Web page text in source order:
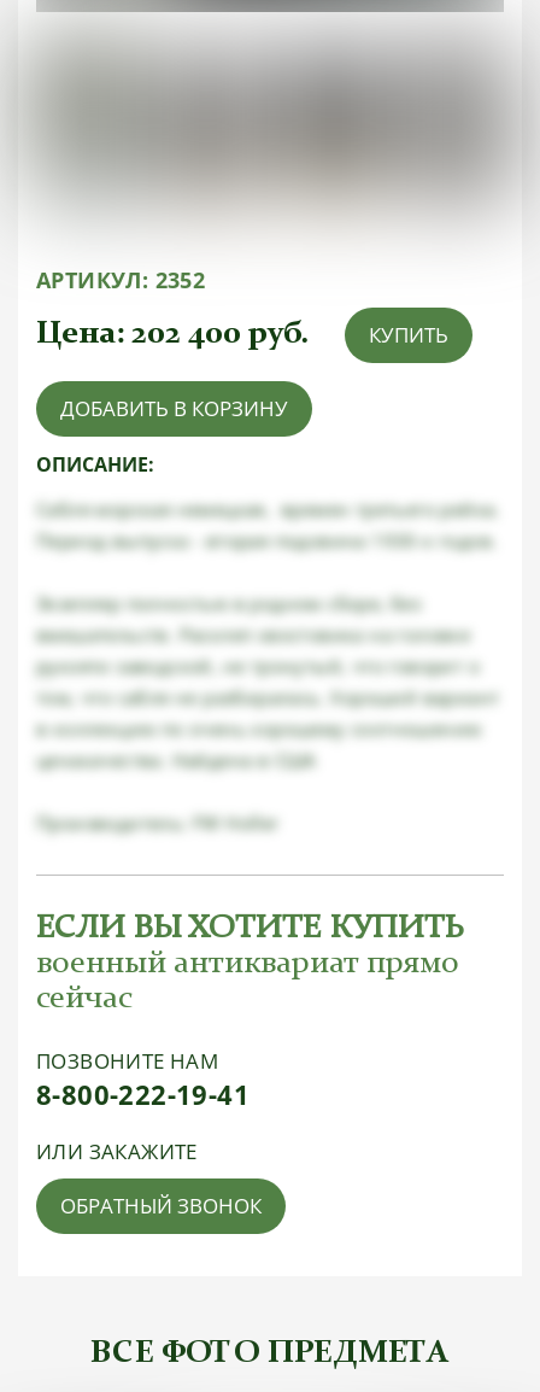
АРТИКУЛ: 2352
Цена: 202 400 руб. КУПИТЬ
ДОБАВИТЬ В КОРЗИНУ
ОПИСАНИЕ:
Сабля морская немецкая, времен третьего рейха.
Период выпуска - вторая подовина 1930-х годов.
Экзепляр полностью в родном сборе, без
вмешательств. Расклеп хвостовика на головке
рукояти заводской, не тронутый, что говорит о
том, что сабля не разбиралась. Хороший вариант
в коллекцию по очень хорошему соотношению
ценакачества. Найдена в США
Производитель: FW Holler
ЕСЛИ ВЫ ХОТИТЕ КУПИТЬ
военный антиквариат прямо
сейчас
ПОЗВОНИТЕ НАМ
8-800-222-19-41
ИЛИ ЗАКАЖИТЕ
ОБРАТНЫЙ ЗВОНОК
ВСЕ ФОТО ПРЕДМЕТА